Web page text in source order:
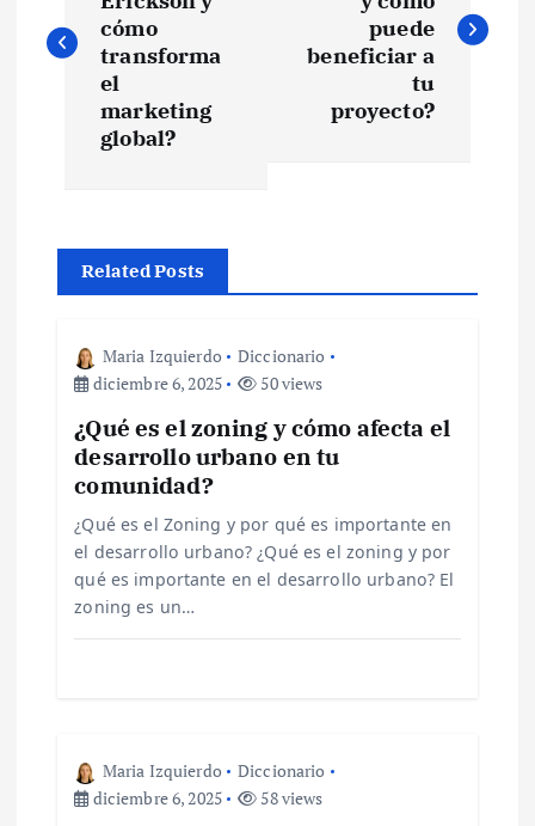
v
cómo
transforma
el
marketing
global?
puede
beneficiar a
tu
proyecto?
Related Posts
Maria Izquierdo
Diccionario
diciembre 6, 2025
50 views
¿Qué es el zoning y cómo afecta el
desarrollo urbano en tu
comunidad?
¿Qué es el Zoning y por qué es importante en
el desarrollo urbano? ¿Qué es el zoning y por
qué es importante en el desarrollo urbano? El
zoning es un…
Maria Izquierdo
Diccionario
diciembre 6, 2025
58 views